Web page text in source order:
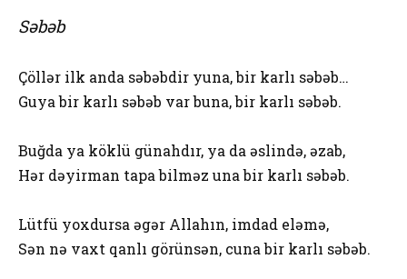
Səbəb
Çöllər ilk anda səbəbdir yuna, bir karlı səbəb…
Guya bir karlı səbəb var buna, bir karlı səbəb.
Buğda ya köklü günahdır, ya da əslində, əzab,
Hər dəyirman tapa bilməz una bir karlı səbəb.
Lütfü yoxdursa əgər Allahın, imdad eləmə,
Sən nə vaxt qanlı görünsən, cuna bir karlı səbəb.